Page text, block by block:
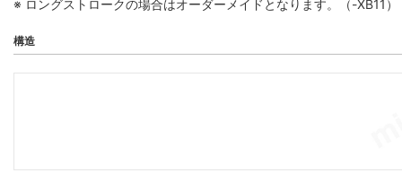
※ ロングストロークの場合はオーダーメイドとなります。（-XB11）
構造